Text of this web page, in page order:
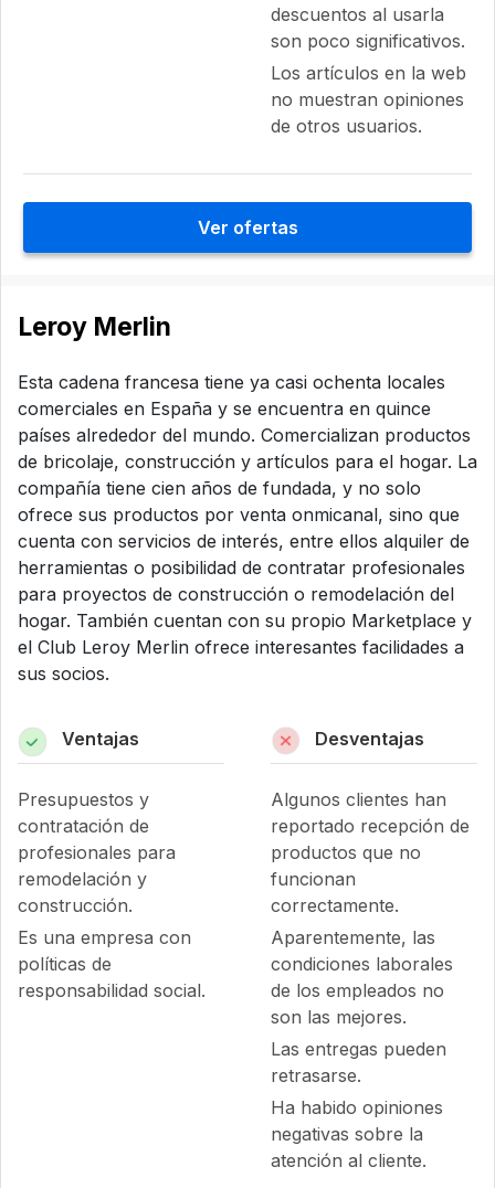
descuentos al usarla
son poco significativos.
Los artículos en la web
no muestran opiniones
de otros usuarios.
Ver ofertas
Leroy Merlin
Esta cadena francesa tiene ya casi ochenta locales
comerciales en España y se encuentra en quince
países alrededor del mundo. Comercializan productos
de bricolaje, construcción y artículos para el hogar. La
compañía tiene cien años de fundada, y no solo
ofrece sus productos por venta onmicanal, sino que
cuenta con servicios de interés, entre ellos alquiler de
herramientas o posibilidad de contratar profesionales
para proyectos de construcción o remodelación del
hogar. También cuentan con su propio Marketplace y
el Club Leroy Merlin ofrece interesantes facilidades a
sus socios.
Ventajas
Presupuestos y
contratación de
profesionales para
remodelación y
construcción.
Es una empresa con
políticas de
responsabilidad social.
Desventajas
Algunos clientes han
reportado recepción de
productos que no
funcionan
correctamente.
Aparentemente, las
condiciones laborales
de los empleados no
son las mejores.
Las entregas pueden
retrasarse.
Ha habido opiniones
negativas sobre la
atención al cliente.